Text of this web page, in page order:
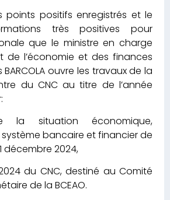
points positifs enregistrés et le
très positives pour
que le ministre en charge
de l’économie et des finances
ouvre les travaux de la
du CNC au titre de l’année
la situation économique,
bancaire et financier de
décembre 2024,
du CNC, destiné au Comité
de la BCEAO.